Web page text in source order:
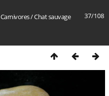
37/108
Carnivores/Chat sauvage